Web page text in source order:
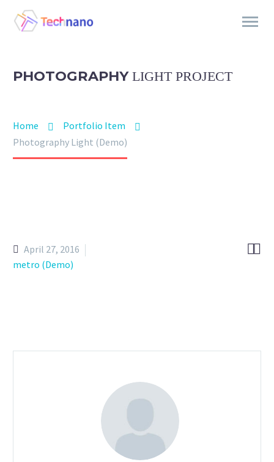
PHOTOGRAPHY LIGHT PROJECT
Home
Portfolio Item
Photography Light (Demo)

April 27, 2016
metro (Demo)